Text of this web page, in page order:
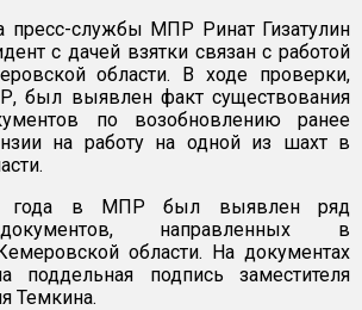
пресс-службы МПР Ринат Гизатулин
с дачей взятки связан с работой
области. В ходе проверки,
был выявлен факт существования
по возобновлению ранее
на работу на одной из шахт в
года в МПР был выявлен ряд
направленных в
области. На документах
поддельная подпись заместителя
Темкина.